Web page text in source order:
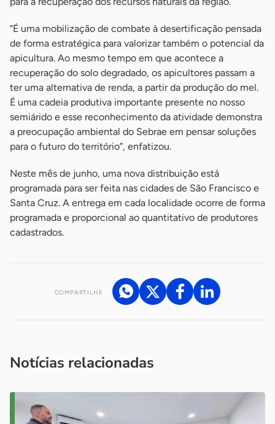
“É uma mobilização de combate à desertificação pensada
de forma estratégica para valorizar também o potencial da
apicultura. Ao mesmo tempo em que acontece a
recuperação do solo degradado, os apicultores passam a
ter uma alternativa de renda, a partir da produção do mel.
É uma cadeia produtiva importante presente no nosso
semiárido e esse reconhecimento da atividade demonstra
a preocupação ambiental do Sebrae em pensar soluções
para o futuro do território”, enfatizou.
Neste mês de junho, uma nova distribuição está
programada para ser feita nas cidades de São Francisco e
Santa Cruz. A entrega em cada localidade ocorre de forma
programada e proporcional ao quantitativo de produtores
cadastrados.
COMPARTILHE
Notícias relacionadas